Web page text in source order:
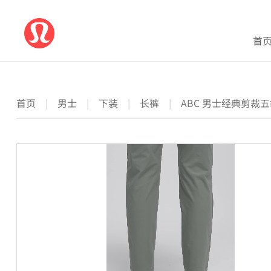
首
首页 | 男士 | 下装 | 长裤 | ABC 男士经典剪裁